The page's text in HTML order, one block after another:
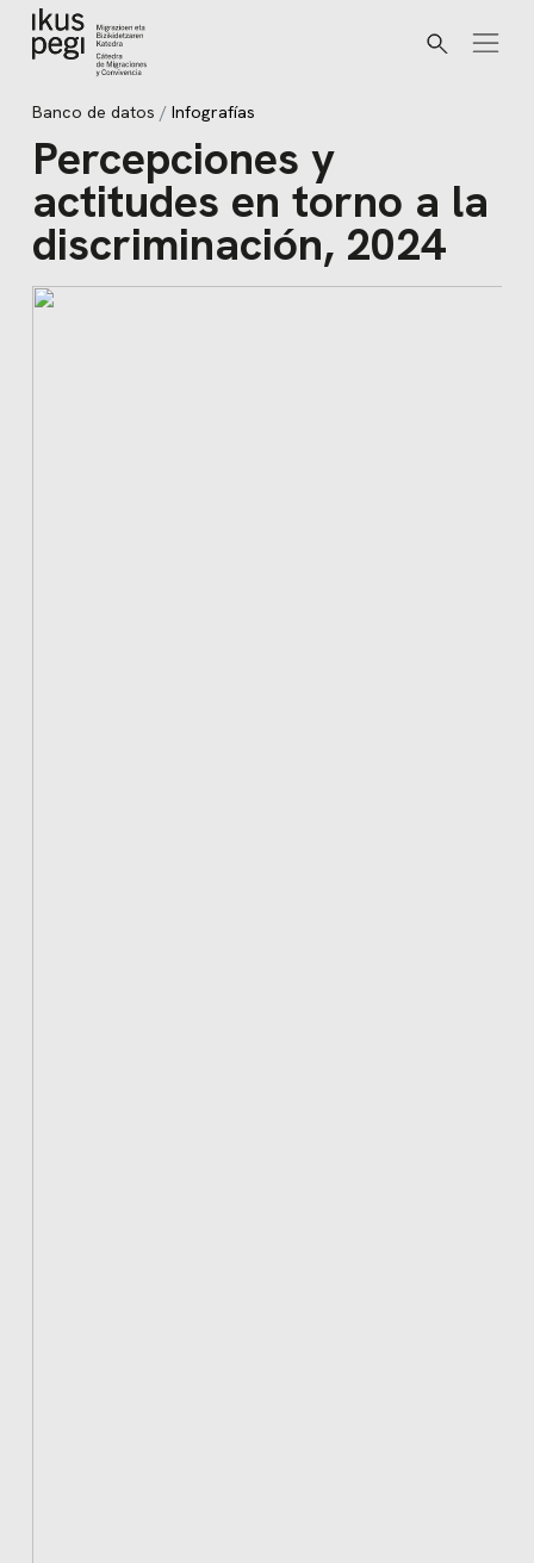
Ir directamente al contenido
Buscar
Banco de datos Infografías
Percepciones y
actitudes en torno a la
discriminación, 2024